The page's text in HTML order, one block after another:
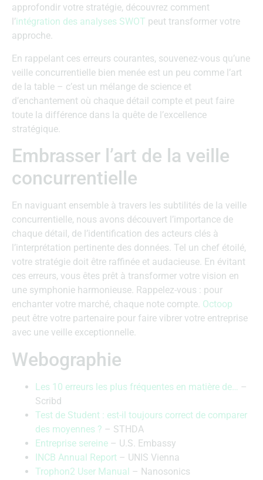
approfondir votre stratégie, découvrez comment
l’intégration des analyses SWOT peut transformer votre
approche.
En rappelant ces erreurs courantes, souvenez-vous qu’une
veille concurrentielle bien menée est un peu comme l’art
de la table – c’est un mélange de science et
d’enchantement où chaque détail compte et peut faire
toute la différence dans la quête de l’excellence
stratégique.
Embrasser l’art de la veille
concurrentielle
En naviguant ensemble à travers les subtilités de la veille
concurrentielle, nous avons découvert l’importance de
chaque détail, de l’identification des acteurs clés à
l’interprétation pertinente des données. Tel un chef étoilé,
votre stratégie doit être raffinée et audacieuse. En évitant
ces erreurs, vous êtes prêt à transformer votre vision en
une symphonie harmonieuse. Rappelez-vous : pour
enchanter votre marché, chaque note compte. Octoop
peut être votre partenaire pour faire vibrer votre entreprise
avec une veille exceptionnelle.
Webographie
Les 10 erreurs les plus fréquentes en matière de… –
Scribd
Test de Student : est-il toujours correct de comparer
des moyennes ? – STHDA
Entreprise sereine – U.S. Embassy
INCB Annual Report – UNIS Vienna
Trophon2 User Manual – Nanosonics